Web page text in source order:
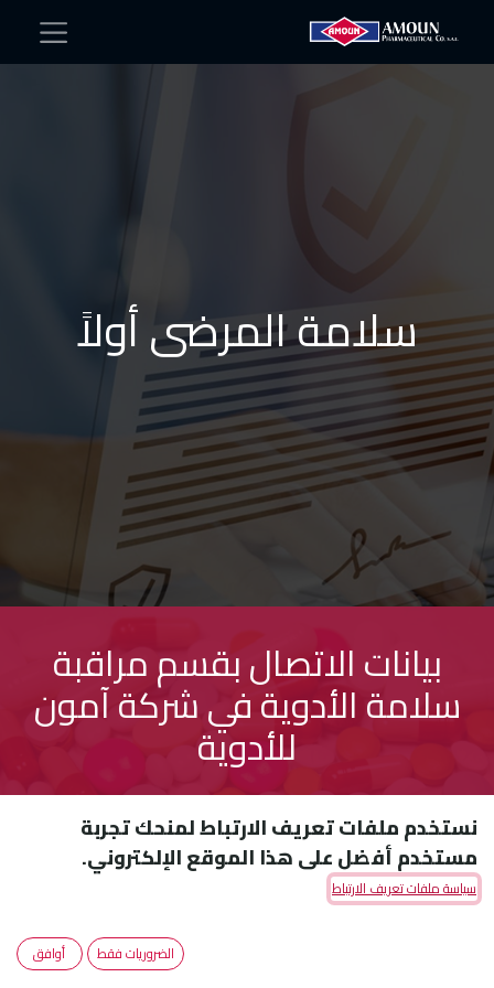
سلامة المرضى أولاً
بيانات الاتصال بقسم مراقبة
سلامة الأدوية في شركة آمون
للأدوية
أدوية شركة آمون في المملكة العربية
نستخدم ملفات تعريف الارتباط لمنحك تجربة
مستخدم أفضل على هذا الموقع الإلكتروني.
سياسة ملفات تعريف الارتباط
الضروريات فقط أوافق